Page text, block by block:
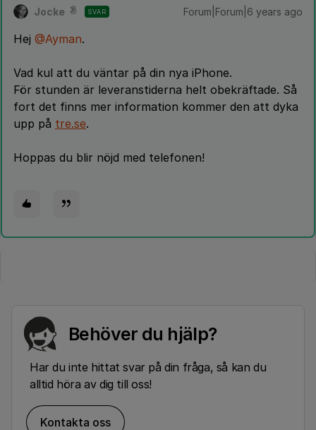
Jocke SVAR Forum|Forum|6 years ago
Hej @Ayman.
Vad kul att du väntar på din nya iPhone.
För stunden är leveranstiderna helt obekräftade. Så
fort det finns mer information kommer den att dyka
upp på tre.se.
Hoppas du blir nöjd med telefonen!
Behöver du hjälp?
Har du inte hittat svar på din fråga, så kan du
alltid höra av dig till oss!
Kontakta oss